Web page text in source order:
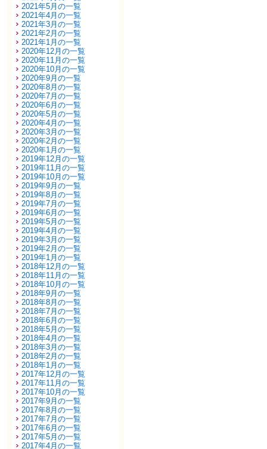
2021年5月の一覧
2021年4月の一覧
2021年3月の一覧
2021年2月の一覧
2021年1月の一覧
2020年12月の一覧
2020年11月の一覧
2020年10月の一覧
2020年9月の一覧
2020年8月の一覧
2020年7月の一覧
2020年6月の一覧
2020年5月の一覧
2020年4月の一覧
2020年3月の一覧
2020年2月の一覧
2020年1月の一覧
2019年12月の一覧
2019年11月の一覧
2019年10月の一覧
2019年9月の一覧
2019年8月の一覧
2019年7月の一覧
2019年6月の一覧
2019年5月の一覧
2019年4月の一覧
2019年3月の一覧
2019年2月の一覧
2019年1月の一覧
2018年12月の一覧
2018年11月の一覧
2018年10月の一覧
2018年9月の一覧
2018年8月の一覧
2018年7月の一覧
2018年6月の一覧
2018年5月の一覧
2018年4月の一覧
2018年3月の一覧
2018年2月の一覧
2018年1月の一覧
2017年12月の一覧
2017年11月の一覧
2017年10月の一覧
2017年9月の一覧
2017年8月の一覧
2017年7月の一覧
2017年6月の一覧
2017年5月の一覧
2017年4月の一覧